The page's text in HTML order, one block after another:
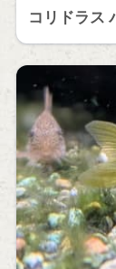
コリドラス